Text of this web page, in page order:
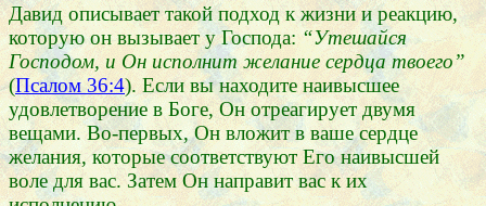
Давид описывает такой подход к жизни и реакцию,
которую он вызывает у Господа:“Утешайся
Господом, и Он исполнит желание сердца твоего”
(Псалом 36:4). Если вы находите наивысшее
удовлетворение в Боге, Он отреагирует двумя
вещами. Во-первых, Он вложит в ваше сердце
желания, которые соответствуют Его наивысшей
воле для вас. Затем Он направит вас к их